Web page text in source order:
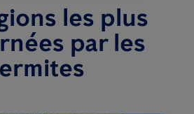
les plus
par les